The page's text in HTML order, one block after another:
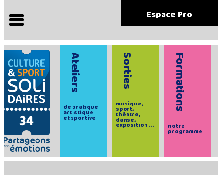
Espace Pro
Ateliers
de pratique
artistique
et sportive
Sorties
musique,
sport,
théatre,
danse,
exposition ...
Formations
notre
programme